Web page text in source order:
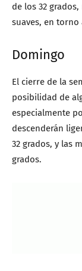
de los 32
suaves, en torno
Domingo
El cierre de la
posibilidad de
especialmente
descenderán
32 grados, y las
grados.